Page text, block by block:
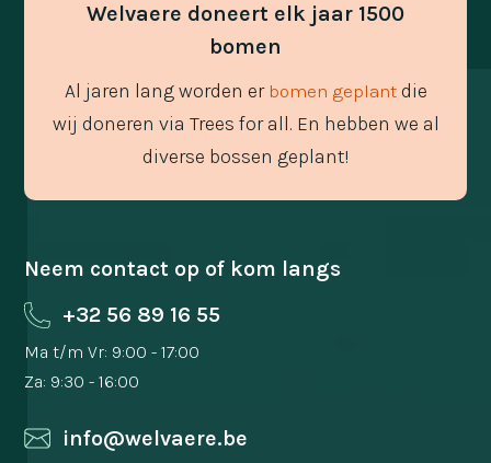
Welvaere doneert elk jaar 1500
bomen
Al jaren lang worden er bomen geplantdie
wij doneren via Trees for all. En hebben we al
diverse bossen geplant!
Neem contact op of kom langs
+32 56 89 16 55
Ma t/m Vr: 9:00 - 17:00
Za: 9:30 - 16:00
info@welvaere.be